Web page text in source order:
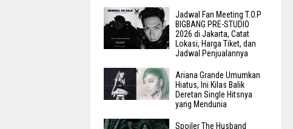
Jadwal Fan Meeting T.O.P
BIGBANG PRE-STUDIO
2026 di Jakarta, Catat
Lokasi, Harga Tiket, dan
Jadwal Penjualannya
Ariana Grande Umumkan
Hiatus, Ini Kilas Balik
Deretan Single Hitsnya
yang Mendunia
Spoiler The Husband